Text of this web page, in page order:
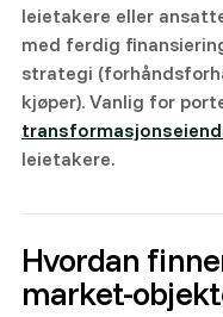
leietakere eller
med ferdig
strategi
kjøper). Vanlig for
leietakere.
Hvordan
market-